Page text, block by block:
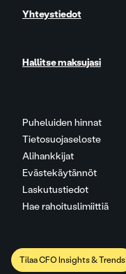
Puheluiden hinnat
Tietosuojaseloste
Alihankkijat
Evästekäytännöt
Laskutustiedot
Hae rahoituslimiittiä
Yhteystiedot
Hallitse maksujasi
Tilaa CFO Insights & Trends